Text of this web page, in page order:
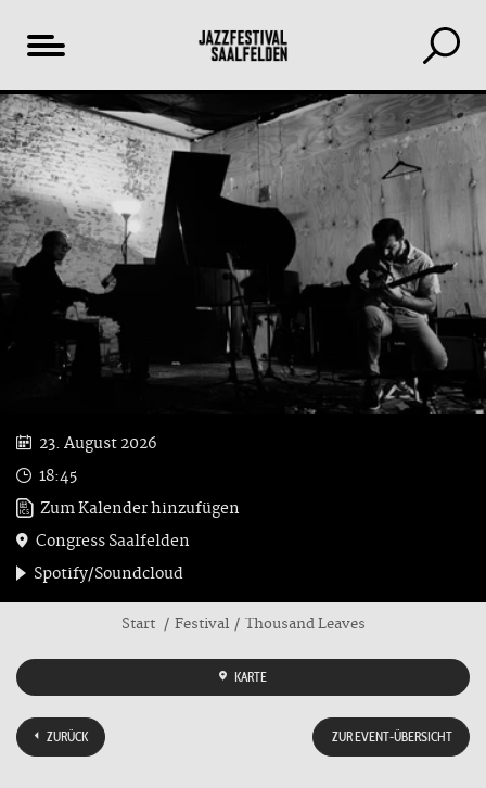
Inhaltsverzeichnis
23. August 2026
18:45
Zum Kalender hinzufügen
Congress Saalfelden
Spotify/Soundcloud
Start Festival Thousand Leaves
KARTE
ZURÜCK ZUR EVENT-ÜBERSICHT